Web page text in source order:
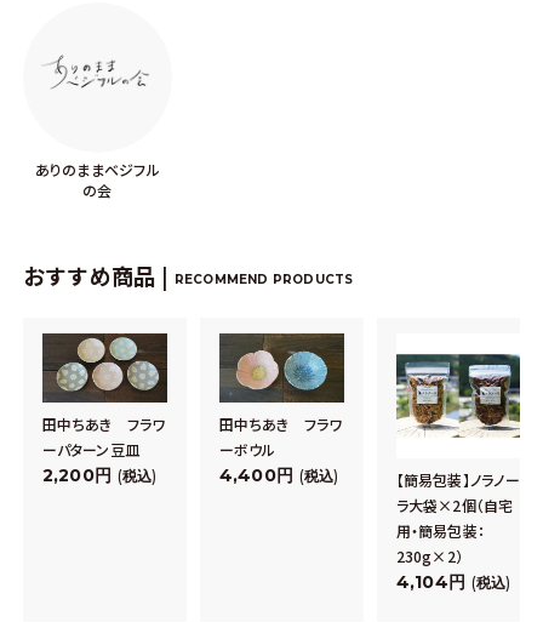
ありのままベジフル
の会
おすすめ商品 | RECOMMEND PRODUCTS
田中ちあき フラワ
ーパターン豆皿
2,200 税込
田中ちあき フラワ
ーボウル
4,400 税込
【簡易包装】ノラノー
ラ大袋×2個（自宅
用・簡易包装：
230g×2）
4,104 税込